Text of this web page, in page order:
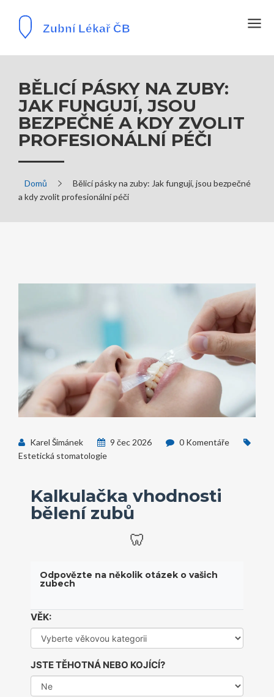
BĚLICÍ PÁSKY NA ZUBY:
JAK FUNGUJÍ, JSOU
BEZPEČNÉ A KDY ZVOLIT
PROFESIONÁLNÍ PÉČI
Domů
Bělicí pásky na zuby: Jak fungují, jsou bezpečné
a kdy zvolit profesionální péči
Karel Šimánek 9 čec 2026
0 Komentáře
Estetická stomatologie
Kalkulačka vhodnosti
bělení zubů
🦷
Odpovězte na několik otázek o vašich
zubech
VĚK:
JSTE TĚHOTNÁ NEBO KOJÍCÍ?